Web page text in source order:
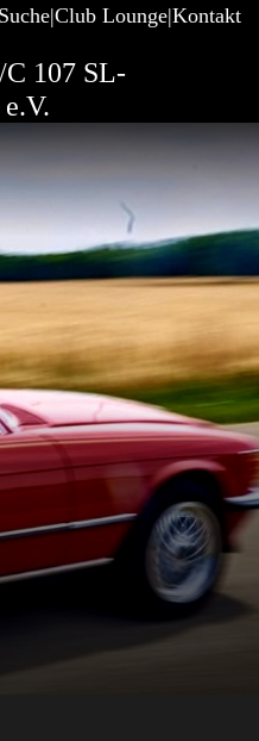
Suche Club Lounge Kontakt
C 107 SL-